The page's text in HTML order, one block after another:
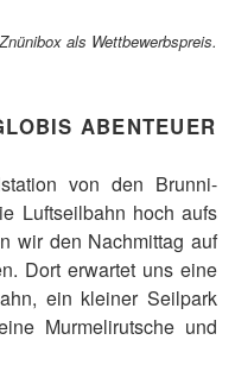
als Wettbewerbspreis.
ABENTEUER
von den Brunni-
Luftseilbahn hoch aufs
wir den Nachmittag auf
Dort erwartet uns eine
ein kleiner Seilpark
Murmelirutsche und